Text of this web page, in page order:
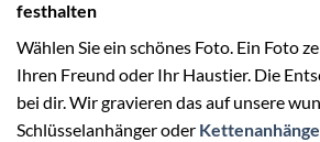
festhalten
Wählen Sie ein schönes Foto. Ein Foto
Ihren Freund oder Ihr Haustier. Die
bei dir. Wir gravieren das auf unsere
Schlüsselanhänger oder